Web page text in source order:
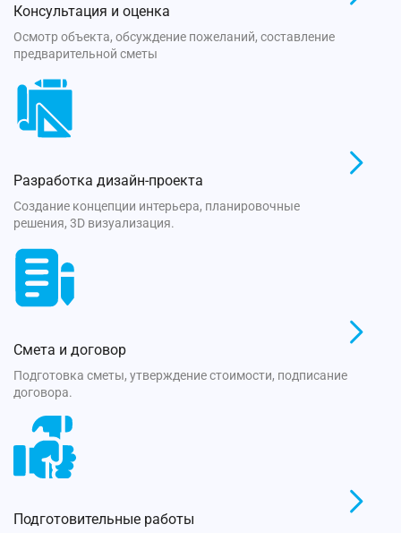
Консультация и оценка
Осмотр объекта, обсуждение пожеланий, составление
предварительной сметы
Разработка дизайн-проекта
Создание концепции интерьера, планировочные
решения, 3D визуализация.
Смета и договор
Подготовка сметы, утверждение стоимости, подписание
договора.
Подготовительные работы